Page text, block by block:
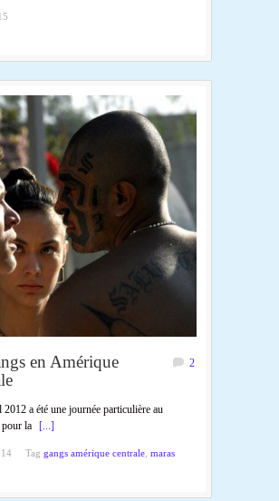
en Amérique
2
a été une journée particulière au
la [...]
Tag gangs amérique centrale maras